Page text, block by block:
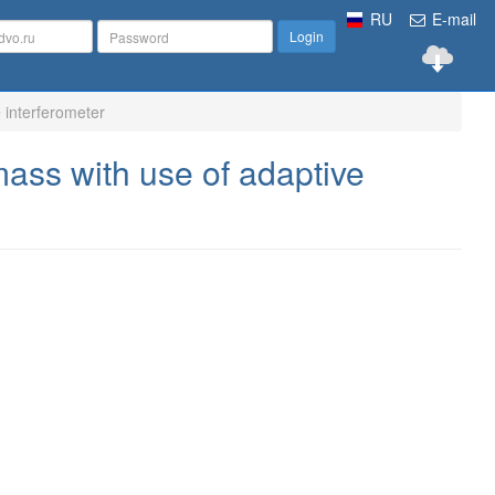
E-mail
RU
Login
interferometer
with use of adaptive